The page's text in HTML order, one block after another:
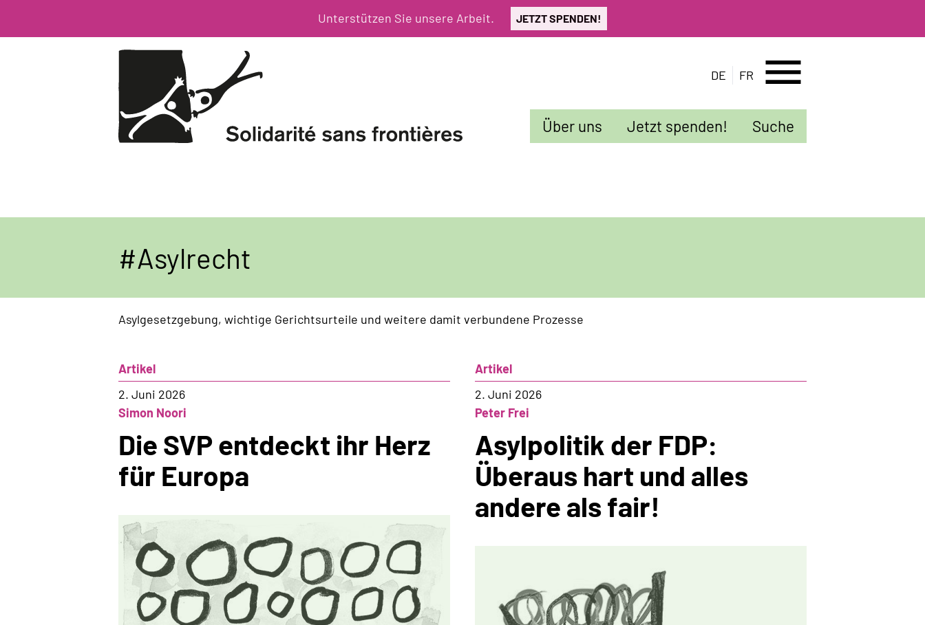
Unterstützen Sie unsere Arbeit. JETZT SPENDEN!
DE FR menu
Sekundarmenü
Über uns Jetzt spenden! Suche
Asylrecht
Asylgesetzgebung, wichtige Gerichtsurteile und weitere damit verbundene Prozesse
Artikel
2. Juni 2026
Simon Noori
Die SVP entdeckt ihr Herz
für Europa
Artikel
2. Juni 2026
Peter Frei
Asylpolitik der FDP:
Überaus hart und alles
andere als fair!